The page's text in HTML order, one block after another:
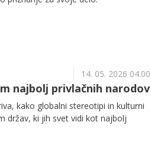
14. 05. 2026 04.00
najbolj privlačnih narodov
kako globalni stereotipi in kulturni
držav, ki jih svet vidi kot najbolj